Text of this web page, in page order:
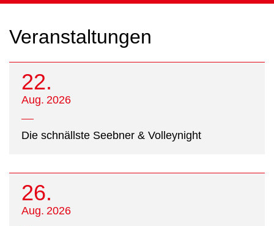
Veranstaltungen
22.
Aug. 2026
Die schnällste Seebner & Volleynight
26.
Aug. 2026